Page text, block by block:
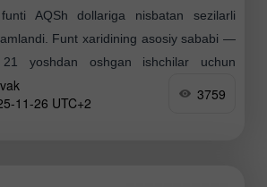
AQSh dollariga nisbatan sezilarli
Funt xaridining asosiy sababi —
yoshdan oshgan ishchilar uchun
ga oshirishi haqidagi yangilik bo'ldi
11-26 UTC+2
3759